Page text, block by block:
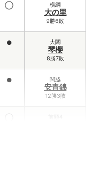
◯ 横綱
大の里
9勝6敗
● 大関
琴櫻
8勝7敗
● 関脇
安青錦
12勝3敗
◯ 前頭4